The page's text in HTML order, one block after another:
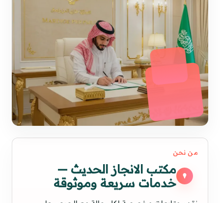
من نحن
مكتب الانجاز الحديث —
خدمات سريعة وموثوقة